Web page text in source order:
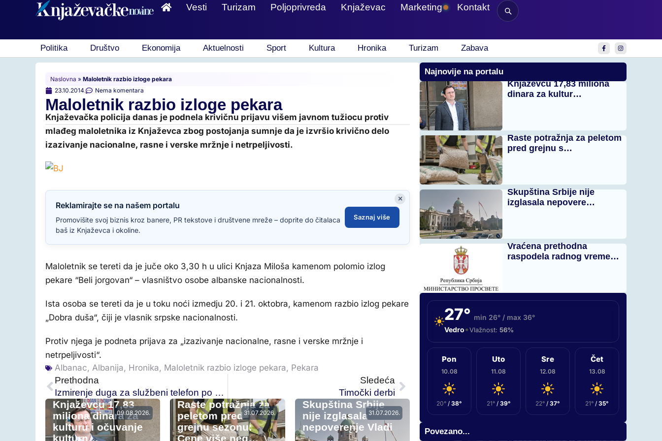
Vesti Turizam Poljoprivreda Knjaževac Marketing Kontakt
Politika Društvo Ekonomija Aktuelnosti Sport Kultura Hronika Turizam Zabava
Naslovna » Maloletnik razbio izloge pekara
23.10.2014.
Nema komentara
Maloletnik razbio izloge pekara
Knjaževačka policija danas je podnela krivičnu prijavu višem javnom tužiocu protiv
mlađeg maloletnika iz Knjaževca zbog postojanja sumnje da je izvršio krivično delo
izazivanje nacionalne, rasne i verske mržnje i netrpeljivosti.
×
Reklamirajte se na našem portalu
Promovišite svoj biznis kroz banere, PR tekstove i društvene mreže – doprite do čitalaca
baš iz Knjaževca i okoline.
Saznaj više
Maloletnik se tereti da je juče oko 3,30 h u ulici Knjaza Miloša kamenom polomio izlog
pekare “Beli jorgovan“ – vlasništvo osobe albanske nacionalnosti.
Ista osoba se tereti da je u toku noći izmedju 20. i 21. oktobra, kamenom razbio izlog pekare
„Dobra duša“, čiji je vlasnik srpske nacionalnosti.
Protiv njega je podneta prijava za „izazivanje nacionalne, rasne i verske mržnje i
netrpeljivosti“.
Albanac, Albanija, Hronika, Maloletnik razbio izloge pekara, Pekara
Prethodna
Izmirenje duga za službeni telefon po nalogu predsednika Opštine
Sledeća
Timočki derbi
09.08.2026.
Knjaževcu 17,83
miliona dinara za
kulturu i očuvanje
kulturn…
31.07.2026.
Raste potražnja za
peletom pred
grejnu sezonu:
Cene više neg…
31.07.2026.
Skupština Srbije
nije izglasala
nepoverenje Vladi
Najnovije na portalu
Knjaževcu 17,83 miliona
dinara za kultur…
Raste potražnja za peletom
pred grejnu s…
Skupština Srbije nije
izglasala nepovere…
Vraćena prethodna
raspodela radnog vreme…
27° min 26° / max 36°
Vedro•Vlažnost: 56%
Pon
10.08
20° / 38°
Uto
11.08
21°/ 39°
Sre
12.08
22° / 37°
Čet
13.08
21° / 35°
Povezano...